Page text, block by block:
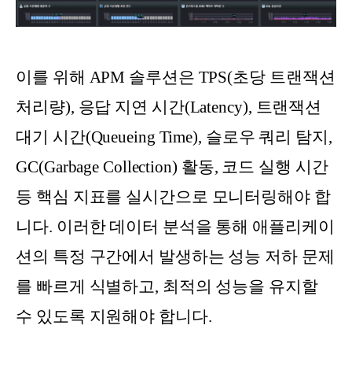
이를 위해 APM 솔루션은 TPS(초당 트랜잭션
처리량), 응답 지연 시간(Latency), 트랜잭션
대기 시간(Queueing Time), 슬로우 쿼리 탐지,
GC(Garbage Collection) 활동, 코드 실행 시간
등 핵심 지표를 실시간으로 모니터링해야 합
니다. 이러한 데이터 분석을 통해 애플리케이
션의 특정 구간에서 발생하는 성능 저하 문제
를 빠르게 식별하고, 최적의 성능을 유지할
수 있도록 지원해야 합니다.